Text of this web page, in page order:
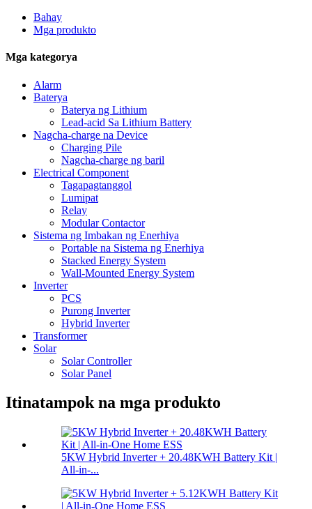
Bahay
Mga produkto
Mga kategorya
Alarm
Baterya
Baterya ng Lithium
Lead-acid Sa Lithium Battery
Nagcha-charge na Device
Charging Pile
Nagcha-charge ng baril
Electrical Component
Tagapagtanggol
Lumipat
Relay
Modular Contactor
Sistema ng Imbakan ng Enerhiya
Portable na Sistema ng Enerhiya
Stacked Energy System
Wall-Mounted Energy System
Inverter
PCS
Purong Inverter
Hybrid Inverter
Transformer
Solar
Solar Controller
Solar Panel
Itinatampok na mga produkto
5KW Hybrid Inverter + 20.48KWH Battery Kit |
All-in-...